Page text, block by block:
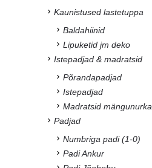
Kaunistused lastetuppa
Baldahiinid
Lipuketid jm deko
Istepadjad & madratsid
Põrandapadjad
Istepadjad
Madratsid mängunurka
Padjad
Numbriga padi (1-0)
Padi Ankur